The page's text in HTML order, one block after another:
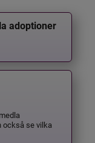
adoptioner
också se vilka